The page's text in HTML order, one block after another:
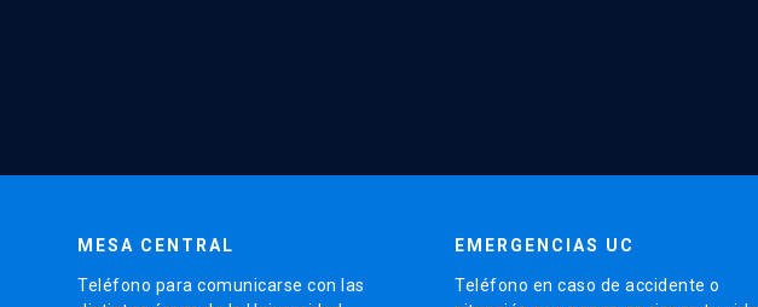
MESA CENTRAL
Teléfono para comunicarse con las
EMERGENCIAS UC
Teléfono en caso de accidente o